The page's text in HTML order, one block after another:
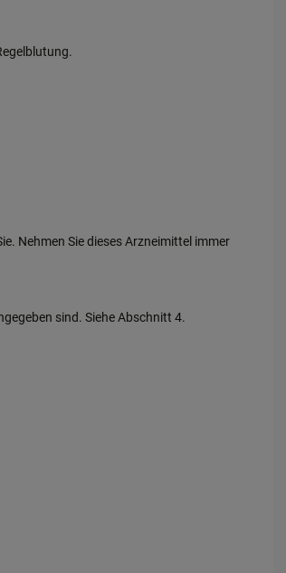
Nehmen Sie dieses Arzneimittel immer
sind. Siehe Abschnitt 4.